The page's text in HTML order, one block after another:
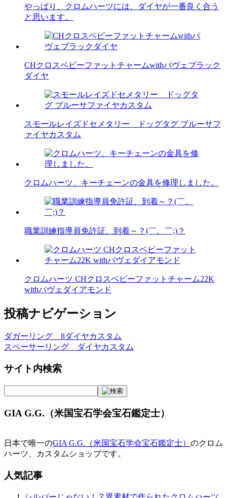
やっぱり、クロムハーツには、ダイヤが一番良く合う
と思います。
CHクロスベビーファットチャームwithパヴェブラック
ダイヤ
スモールレイズドセメタリー ドッグタグ ブルーサフ
ァイヤカスタム
クロムハーツ、キーチェーンの金具を修理しました。
職業訓練指導員免許証、到着～？(￣、￣;)？
クロムハーツ CHクロスベビーファットチャーム22K
withパヴェダイアモンド
投稿ナビゲーション
ダガーリング 8ダイヤカスタム
スペーサーリング ダイヤカスタム
サイト内検索
GIA G.G.（米国宝石学会宝石鑑定士）
日本で唯一のGIA G.G.（米国宝石学会宝石鑑定士） のクロム
ハーツ、カスタムショップです。
人気記事